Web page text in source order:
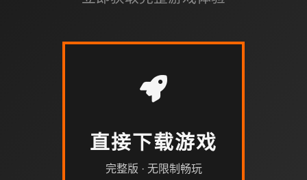
直接下载游戏
完整版 · 无限制畅玩